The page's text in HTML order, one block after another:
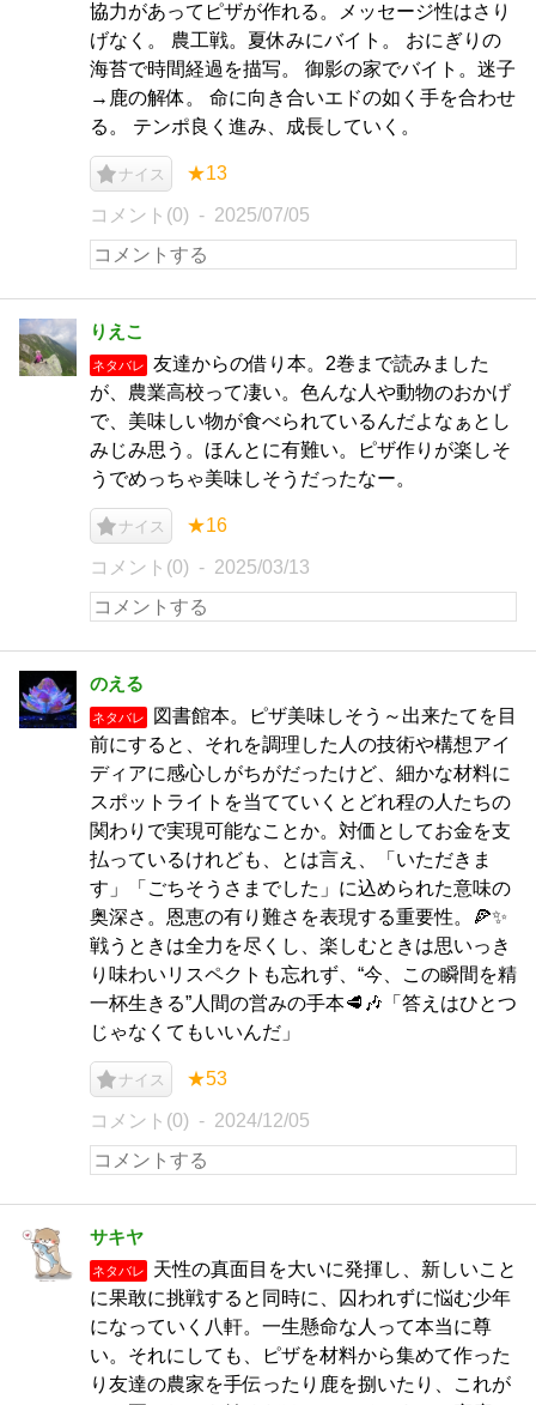
協力があってピザが作れる。メッセージ性はさり
げなく。 農工戦。夏休みにバイト。 おにぎりの
海苔で時間経過を描写。 御影の家でバイト。迷子
→鹿の解体。 命に向き合いエドの如く手を合わせ
る。 テンポ良く進み、成長していく。
ナイス ★13
コメント(0) 2025/07/05
りえこ
ネタバレ
友達からの借り本。2巻まで読みました
が、農業高校って凄い。色んな人や動物のおかげ
で、美味しい物が食べられているんだよなぁとし
みじみ思う。ほんとに有難い。ピザ作りが楽しそ
うでめっちゃ美味しそうだったなー。
ナイス ★16
コメント(0) 2025/03/13
のえる
ネタバレ
図書館本。ピザ美味しそう～出来たてを目
前にすると、それを調理した人の技術や構想アイ
ディアに感心しがちがだったけど、細かな材料に
スポットライトを当てていくとどれ程の人たちの
関わりで実現可能なことか。対価としてお金を支
払っているけれども、とは言え、「いただきま
す」「ごちそうさまでした」に込められた意味の
奥深さ。恩恵の有り難さを表現する重要性。🍕✨
戦うときは全力を尽くし、楽しむときは思いっき
り味わいリスペクトも忘れず、“今、この瞬間を精
一杯生きる”人間の営みの手本🥩🎶「答えはひとつ
じゃなくてもいいんだ」
ナイス ★53
コメント(0) 2024/12/05
サキヤ
ネタバレ
天性の真面目を大いに発揮し、新しいこと
に果敢に挑戦すると同時に、囚われずに悩む少年
になっていく八軒。一生懸命な人って本当に尊
い。それにしても、ピザを材料から集めて作った
り友達の農家を手伝ったり鹿を捌いたり、これが